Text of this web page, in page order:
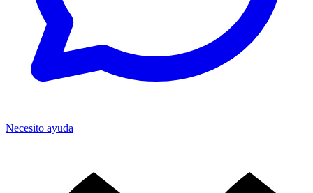
Necesito ayuda